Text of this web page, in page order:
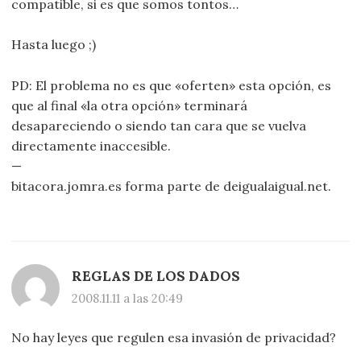
compatible, si es que somos tontos…
Hasta luego ;)
PD: El problema no es que «oferten» esta opción, es
que al final «la otra opción» terminará
desapareciendo o siendo tan cara que se vuelva
directamente inaccesible.
—
bitacora.jomra.es forma parte de deigualaigual.net.
REGLAS DE LOS DADOS
2008.11.11 a las 20:49
No hay leyes que regulen esa invasión de privacidad?